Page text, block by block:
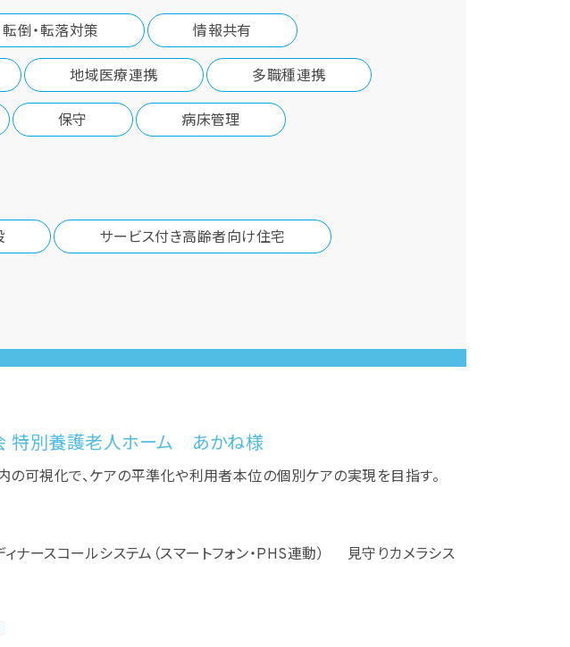
転倒・転落対策 情報共有
地域医療連携 多職種連携
保守 病床管理
サービス付き高齢者向け住宅
特別養護老人ホーム あかね様
の可視化で、ケアの平準化や利用者本位の個別ケアの実現を目指す。
ースコールシステム（スマートフォン・PHS連動） 見守りカメラシス